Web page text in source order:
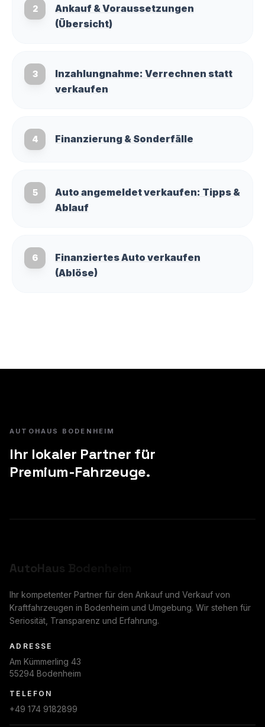
2
Ankauf & Voraussetzungen
(Übersicht)
3
Inzahlungnahme: Verrechnen statt
verkaufen
4 Finanzierung & Sonderfälle
5
Auto angemeldet verkaufen: Tipps &
Ablauf
6
Finanziertes Auto verkaufen
(Ablöse)
AUTOHAUS BODENHEIM
Ihr lokaler Partner für
Premium-Fahrzeuge.
AutoHaus
Ihr kompetenter Partner für den Ankauf und Verkauf von
Kraftfahrzeugen in Bodenheim und Umgebung. Wir stehen für
Seriosität, Transparenz und Erfahrung.
ADRESSE
Am Kümmerling 43
55294 Bodenheim
TELEFON
+49 174 9182899